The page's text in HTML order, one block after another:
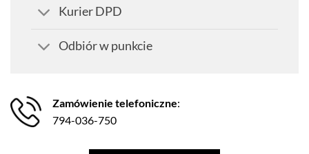
Kurier DPD
Odbiór w punkcie
Zamówienie telefoniczne:
794-036-750